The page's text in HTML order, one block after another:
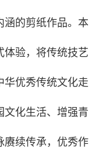
涵的剪纸作品。本
体验，将传统技艺
华优秀传统文化走
文化生活、增强青
赓续传承，优秀作